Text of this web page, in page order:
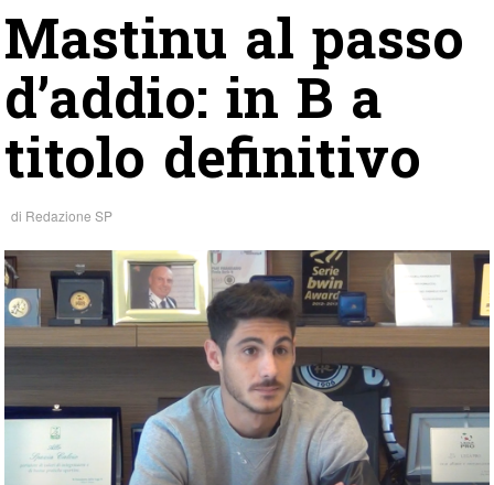
Mastinu al passo
d’addio: in B a
titolo definitivo
di Redazione SP